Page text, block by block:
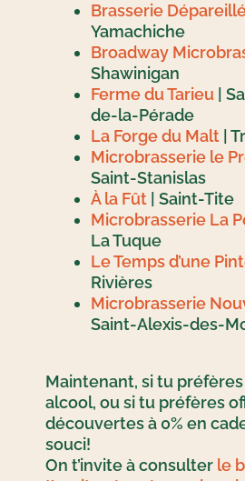
Brasserie
Yamachiche
Broadway
Shawinigan
Ferme du Tarieu |
de-la-Pérade
La Forge du Malt |
Microbrasserie le
Saint-Stanislas
À la Fût | Saint-Tite
Microbrasserie La
La Tuque
Le Temps d’une
Rivières
Microbrasserie
Saint-Alexis-des-
Maintenant, si tu
alcool, ou si tu préfères
découvertes à 0% en
souci!
On t’invite à consulter le